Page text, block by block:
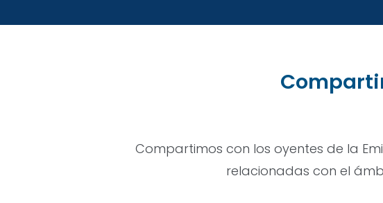
Compartimos con los oyentes de la
relacionadas con el